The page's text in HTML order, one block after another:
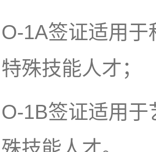
O-1A签证适用
特殊技能人才；
O-1B签证适用